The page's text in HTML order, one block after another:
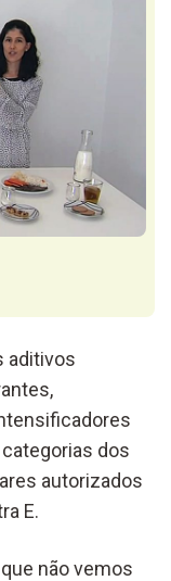
aditivos
dos
autorizados
E.
não vemos